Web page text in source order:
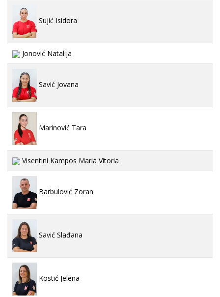
Sujić Isidora
Jonović Natalija
Savić Jovana
Marinović Tara
Visentini Kampos Maria Vitoria
Barbulović Zoran
Savić Slađana
Kostić Jelena